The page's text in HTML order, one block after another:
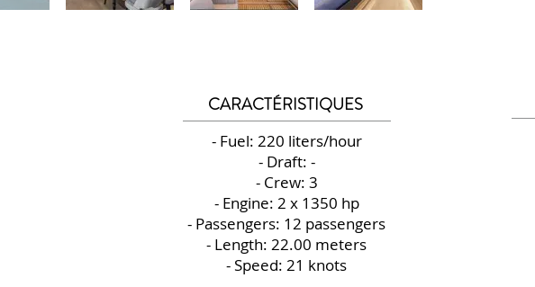
CARACTÉRISTIQUES
- Fuel: 220 liters/hour
- Draft: -
- Crew: 3
- Engine: 2 x 1350 hp
- Passengers: 12 passengers
- Length: 22.00 meters
- Speed: 21 knots